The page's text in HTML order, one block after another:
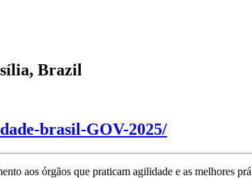
Brazil
brasil-GOV-2025/
aos órgãos que praticam agilidade e as melhores